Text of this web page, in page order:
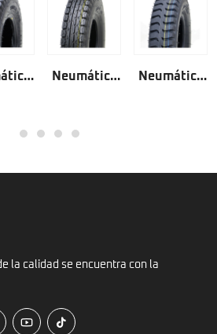
Neumático
8 ALTA
Neumático
2 3 4 5
la calidad se encuentra con la